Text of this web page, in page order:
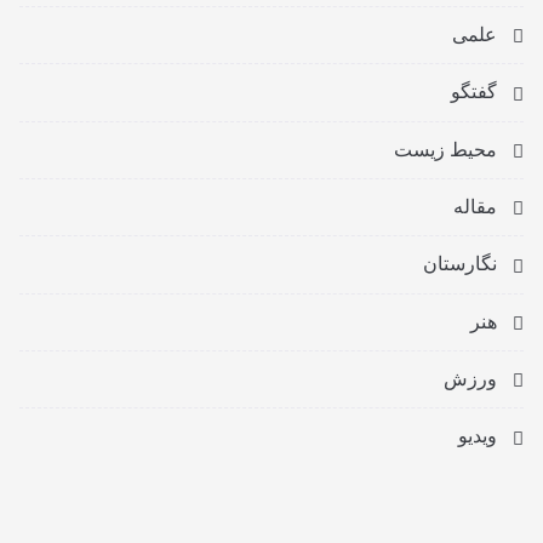
علمی
گفتگو
محیط زیست
مقاله
نگارستان
هنر
ورزش
ویدیو